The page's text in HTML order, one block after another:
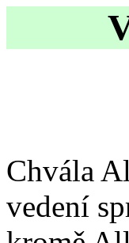
Chvála
vedení